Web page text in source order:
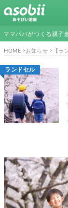
ママパパがつくる親子
HOME お知らせ
ランドセル